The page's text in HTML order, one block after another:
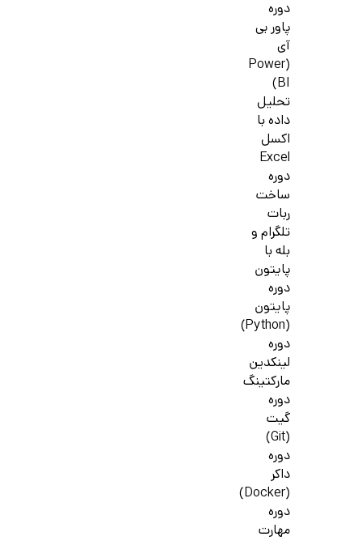
دوره
پاور بی
آی
(Power
BI)
تحلیل
داده با
اکسل
Excel
دوره
ساخت
ربات
تلگرام و
بله با
پایتون
دوره
پایتون
(Python)
دوره
لینکدین
مارکتینگ
دوره
گیت
(Git)
دوره
داکر
(Docker)
دوره
مهارت